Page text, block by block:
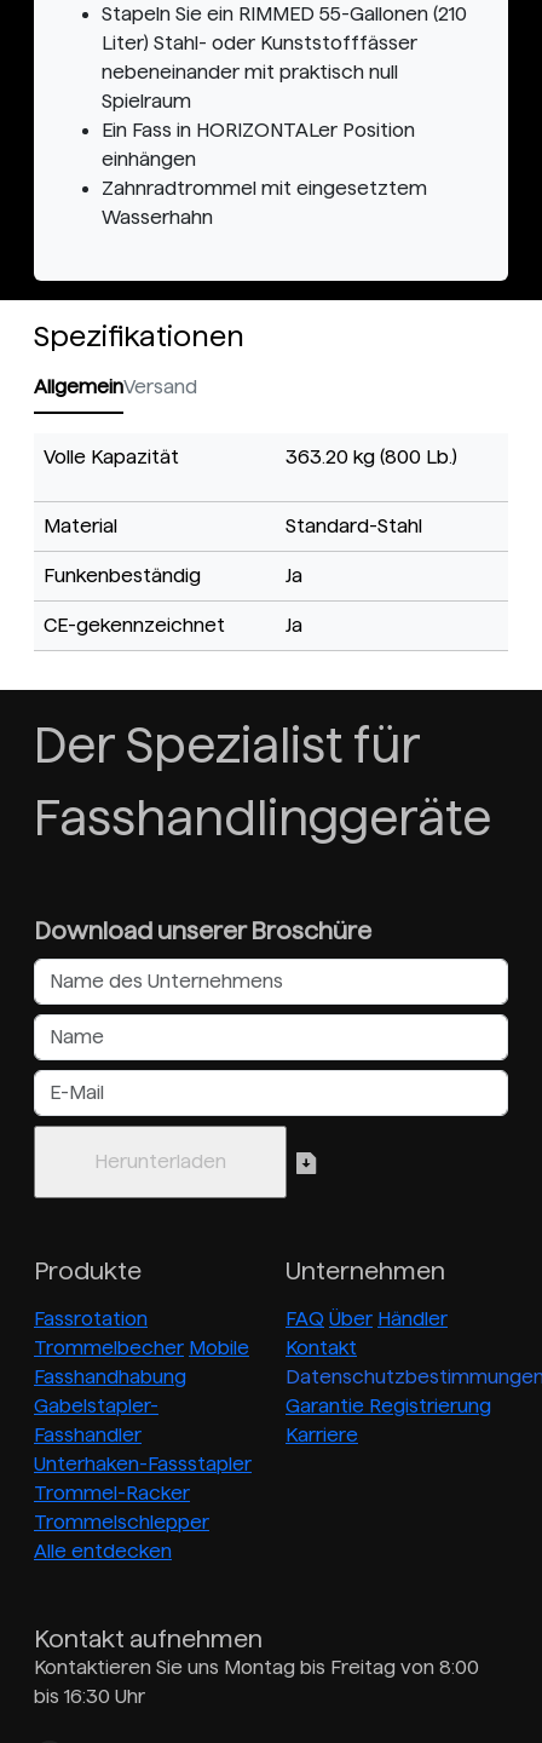
Stapeln Sie ein RIMMED 55-Gallonen (210
Liter) Stahl- oder Kunststofffässer
nebeneinander mit praktisch null
Spielraum
Ein Fass in HORIZONTALer Position
einhängen
Zahnradtrommel mit eingesetztem
Wasserhahn
Spezifikationen
AllgemeinVersand
Volle Kapazität 363.20 kg (800 Lb.)
Material Standard-Stahl
Funkenbeständig Ja
CE-gekennzeichnet Ja
Der Spezialist für
Fasshandlinggeräte
Download unserer Broschüre
Produkte
Fassrotation
Trommelbecher Mobile
Fasshandhabung
Gabelstapler-
Fasshandler
Unterhaken-Fassstapler
Trommel-Racker
Trommelschlepper
Alle entdecken
Unternehmen
FAQ Über Händler
Kontakt
Garantie Registrierung
Karriere
Kontakt aufnehmen
Kontaktieren Sie uns Montag bis Freitag von 8:00
bis 16:30 Uhr